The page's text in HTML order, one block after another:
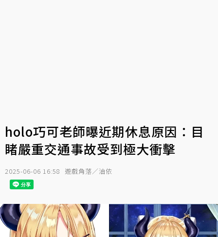
holo巧可老師曝近期休息原因：目
睹嚴重交通事故受到極大衝擊
2025-06-06 16:58 遊戲角落／油依